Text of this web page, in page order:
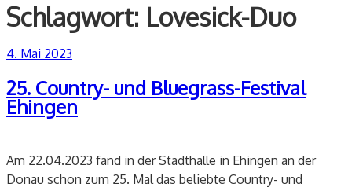
Schlagwort: Lovesick-Duo
Veröffentlicht
4. Mai 2023
25. Country- und Bluegrass-Festival
Ehingen
Am 22.04.2023 fand in der Stadthalle in Ehingen an der
Donau schon zum 25. Mal das beliebte Country- und